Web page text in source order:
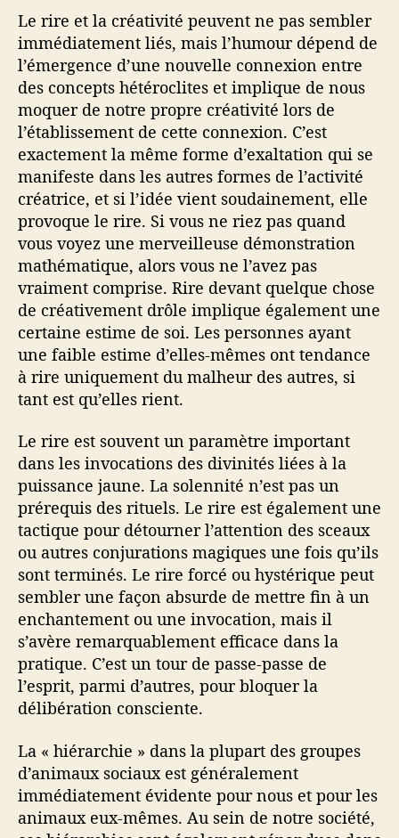
Le rire et la créativité peuvent ne pas sembler
immédiatement liés, mais l’humour dépend de
l’émergence d’une nouvelle connexion entre
des concepts hétéroclites et implique de nous
moquer de notre propre créativité lors de
l’établissement de cette connexion. C’est
exactement la même forme d’exaltation qui se
manifeste dans les autres formes de l’activité
créatrice, et si l’idée vient soudainement, elle
provoque le rire. Si vous ne riez pas quand
vous voyez une merveilleuse démonstration
mathématique, alors vous ne l’avez pas
vraiment comprise. Rire devant quelque chose
de créativement drôle implique également une
certaine estime de soi. Les personnes ayant
une faible estime d’elles-mêmes ont tendance
à rire uniquement du malheur des autres, si
tant est qu’elles rient.
Le rire est souvent un paramètre important
dans les invocations des divinités liées à la
puissance jaune. La solennité n’est pas un
prérequis des rituels. Le rire est également une
tactique pour détourner l’attention des sceaux
ou autres conjurations magiques une fois qu’ils
sont terminés. Le rire forcé ou hystérique peut
sembler une façon absurde de mettre fin à un
enchantement ou une invocation, mais il
s’avère remarquablement efficace dans la
pratique. C’est un tour de passe-passe de
l’esprit, parmi d’autres, pour bloquer la
délibération consciente.
La « hiérarchie » dans la plupart des groupes
d’animaux sociaux est généralement
immédiatement évidente pour nous et pour les
animaux eux-mêmes. Au sein de notre société,